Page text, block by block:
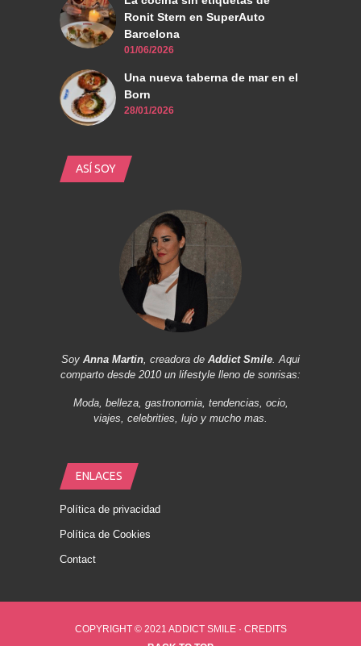
Ronit Stern en SuperAuto
Barcelona
01/06/2026
Una nueva taberna de mar en el
Born
28/01/2026
ASÍ SOY
Soy Anna Martin, creadora de Addict Smile. Aqui
comparto desde 2010 un lifestyle lleno de sonrisas:
Moda, belleza, gastronomia, tendencias, ocio,
viajes, celebrities, lujo y mucho mas.
ENLACES
Política de privacidad
Política de Cookies
Contact
COPYRIGHT © 2021 ADDICT SMILE · CREDITS